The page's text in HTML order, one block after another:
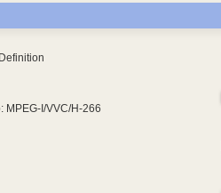
MPEG-I/VVC/H-266